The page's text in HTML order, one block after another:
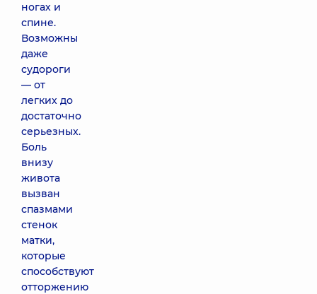
ногах и
спине.
Возможны
даже
судороги
— от
легких до
достаточно
серьезных.
Боль
внизу
живота
вызван
спазмами
стенок
матки,
которые
способствуют
отторжению